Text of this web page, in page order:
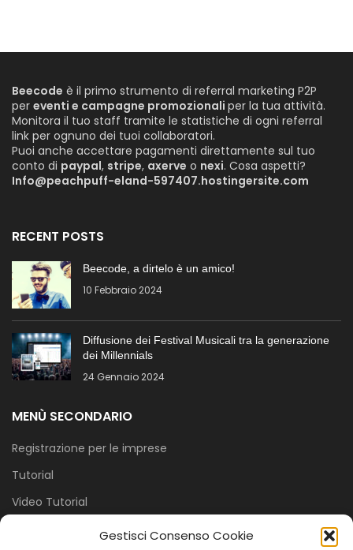
Gestisci Consenso Cookie
Beecode è il primo strumento di referral marketing P2P
per eventi e campagne promozionali per la tua attività.
Monitora il tuo staff tramite le statistiche di ogni referral
link per ognuno dei tuoi collaboratori.
Puoi anche accettare pagamenti direttamente sul tuo
conto di paypal, stripe, axerve o nexi. Cosa aspetti?
Info@peachpuff-eland-597407.hostingersite.com
RECENT POSTS
Beecode, a dirtelo è un amico!
10 Febbraio 2024
Diffusione dei Festival Musicali tra la generazione
dei Millennials
24 Gennaio 2024
MENÙ SECONDARIO
Registrazione per le imprese
Tutorial
Video Tutorial
Cookie Policy (UE)